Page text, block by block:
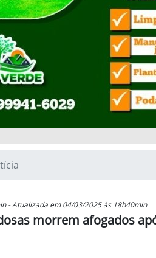
- Atualizada em 04/03/2025 às 18h40min
morrem afogados